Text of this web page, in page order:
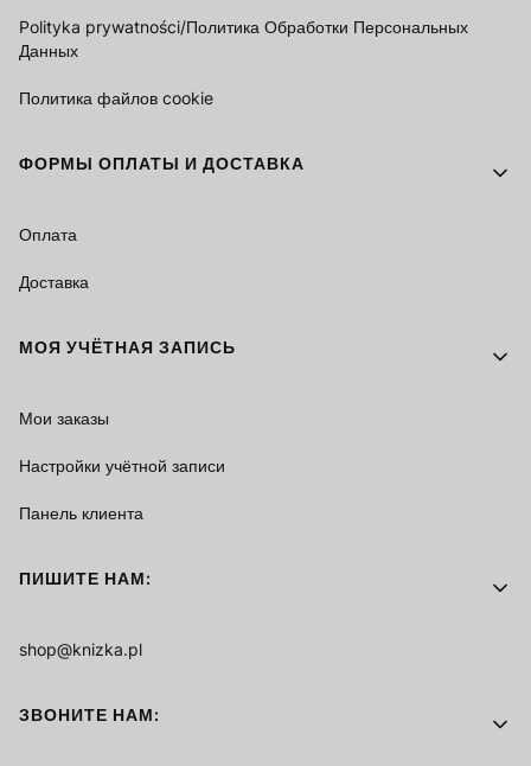
Polityka prywatności/Политика Обработки Персональных
Данных
Политика файлов cookie
ФОРМЫ ОПЛАТЫ И ДОСТАВКА
Оплата
Доставка
МОЯ УЧЁТНАЯ ЗАПИСЬ
Мои заказы
Настройки учётной записи
Панель клиента
ПИШИТЕ НАМ:
shop@knizka.pl
ЗВОНИТЕ НАМ: